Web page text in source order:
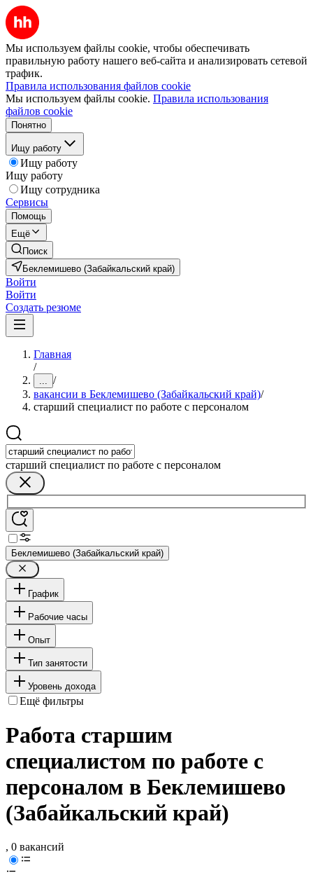
Мы используем файлы cookie, чтобы обеспечивать
правильную работу нашего веб-сайта и анализировать сетевой
трафик.
Правила использования файлов cookie
Мы используем файлы cookie. Правила использования
файлов cookie
Понятно
Ищу работу
Ищу работу
Ищу работу
Ищу сотрудника
Сервисы
Помощь
Ещё
Поиск
Беклемишево (Забайкальский край)
Войти
Войти
Создать резюме
Главная
/
... /
вакансии в Беклемишево (Забайкальский край)/
старший специалист по работе с персоналом
старший специалист по работе с персоналом
Беклемишево (Забайкальский край)
График
Рабочие часы
Опыт
Тип занятости
Уровень дохода
Ещё фильтры
Работа старшим
специалистом по работе с
персоналом в Беклемишево
(Забайкальский край)
, 0 вакансий